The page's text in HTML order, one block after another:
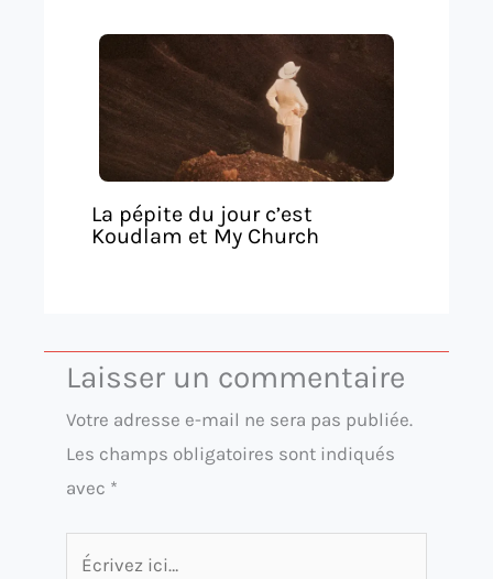
La pépite du jour c’est
Koudlam et My Church
Laisser un commentaire
Votre adresse e-mail ne sera pas publiée.
Les champs obligatoires sont indiqués
avec *
Écrivez